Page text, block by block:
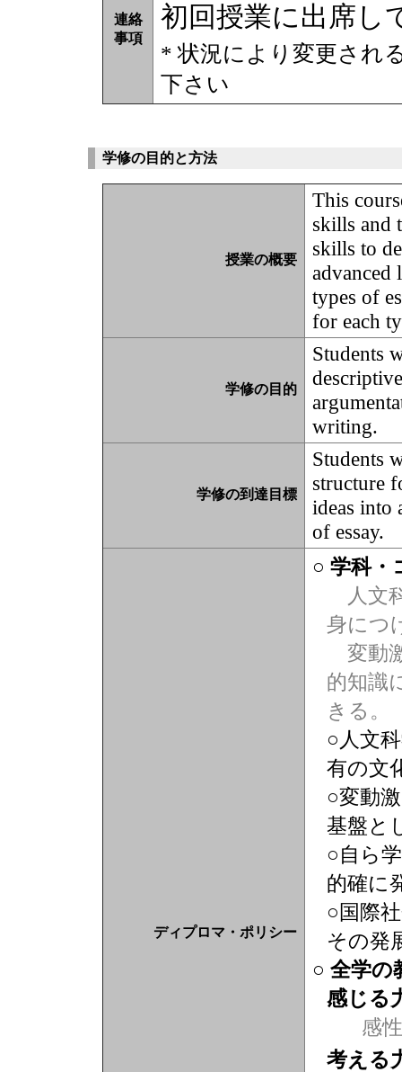
連絡
事項
初回授業に出席し
* 状況により変更され
下さい
学修の目的と方法
授業の概要
This
skills and
skills to
advanced
types of
for each
学修の目的
Students
writing.
学修の到達目標
Students
structure
ideas into
of essay.
ディプロマ・ポリシー
○ 学科・
人文
身につ
変動
的知識
きる。
○人文
有の文
○変動
基盤と
○自ら
的確に
○国際
その発
○ 全学の
感じる
感性
考える